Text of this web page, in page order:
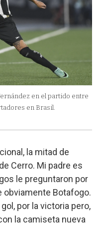
en el partido entre
en Brasil.
la mitad de
Cerro. Mi padre es
le preguntaron por
obviamente Botafogo.
por la victoria pero,
la camiseta nueva